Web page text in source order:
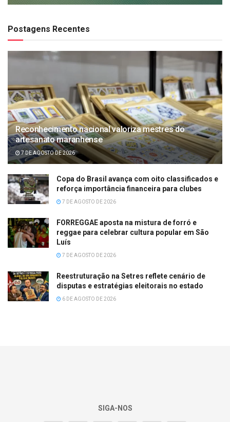
Postagens Recentes
Reconhecimento nacional valoriza mestres do
artesanato maranhense
7 DE AGOSTO DE 2026
Copa do Brasil avança com oito classificados e
reforça importância financeira para clubes
7 DE AGOSTO DE 2026
FORREGGAE aposta na mistura de forró e
reggae para celebrar cultura popular em São
Luís
7 DE AGOSTO DE 2026
Reestruturação na Setres reflete cenário de
disputas e estratégias eleitorais no estado
6 DE AGOSTO DE 2026
SIGA-NOS